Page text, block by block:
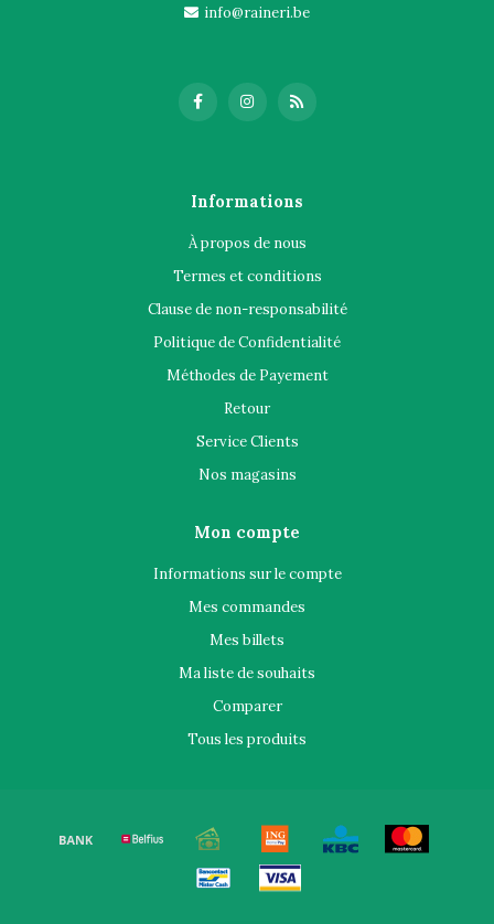
info@raineri.be
Informations
À propos de nous
Termes et conditions
Clause de non-responsabilité
Politique de Confidentialité
Méthodes de Payement
Retour
Service Clients
Nos magasins
Mon compte
Informations sur le compte
Mes commandes
Mes billets
Ma liste de souhaits
Comparer
Tous les produits